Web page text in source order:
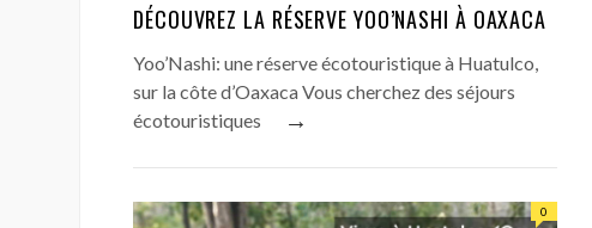
DÉCOUVREZ LA RÉSERVE YOO’NASHI À OAXACA
Yoo’Nashi: une réserve écotouristique à Huatulco,
sur la côte d’Oaxaca Vous cherchez des séjours
écotouristiques
→
0